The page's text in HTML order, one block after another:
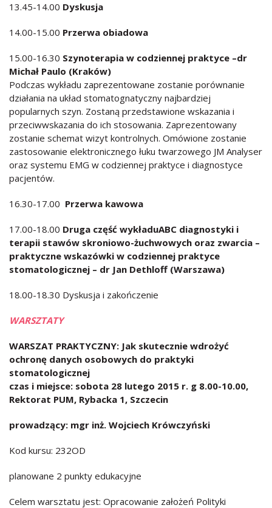
13.45-14.00 Dyskusja
14.00-15.00 Przerwa obiadowa
15.00-16.30 Szynoterapia w codziennej praktyce –dr
Michał Paulo (Kraków)
Podczas wykładu zaprezentowane zostanie porównanie
działania na układ stomatognatyczny najbardziej
popularnych szyn. Zostaną przedstawione wskazania i
przeciwwskazania do ich stosowania. Zaprezentowany
zostanie schemat wizyt kontrolnych. Omówione zostanie
zastosowanie elektronicznego łuku twarzowego JM Analyser
oraz systemu EMG w codziennej praktyce i diagnostyce
pacjentów.
16.30-17.00 Przerwa kawowa
17.00-18.00 Druga część wykładuABC diagnostyki i
terapii stawów skroniowo-żuchwowych oraz zwarcia –
praktyczne wskazówki w codziennej praktyce
stomatologicznej – dr Jan Dethloff (Warszawa)
18.00-18.30 Dyskusja i zakończenie
WARSZTATY
WARSZAT PRAKTYCZNY: Jak skutecznie wdrożyć
ochronę danych osobowych do praktyki
stomatologicznej
czas i miejsce: sobota 28 lutego 2015 r. g 8.00-10.00,
Rektorat PUM, Rybacka 1, Szczecin
prowadzący: mgr inż. Wojciech Krówczyński
Kod kursu: 232OD
planowane 2 punkty edukacyjne
Celem warsztatu jest: Opracowanie założeń Polityki